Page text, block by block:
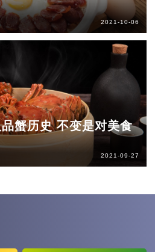
2021-10-06
蟹历史 不变是对美食
2021-09-27